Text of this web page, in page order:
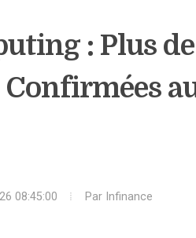
: Plus
08:45:00 Par Infinance